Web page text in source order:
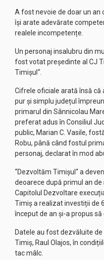
A fost nevoie de doar un an
își arate adevărate
realele incompetențe.
Un personaj insalubru din
fost votat președinte al CJ
Timișul“.
Cifrele oficiale arată însă că
pur și simplu județul
primarul din Sânnicolau
preferat adus în Consiliul
public, Marian C. Vasile,
Robu, până când fostul
personaj, declarat în mod
“Dezvoltăm Timișul“ a
deoarece după primul an
Capitolul Dezvoltare
Timiș a realizat investiții de
început de an și-a propus să
Datele au fost dezvăluite de
Timiș, Raul Olajos, în
tac mâlc.